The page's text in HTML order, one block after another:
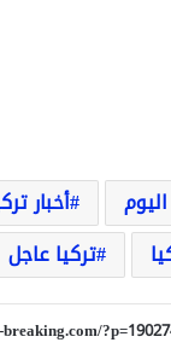
أخبار
تركيا عاجل